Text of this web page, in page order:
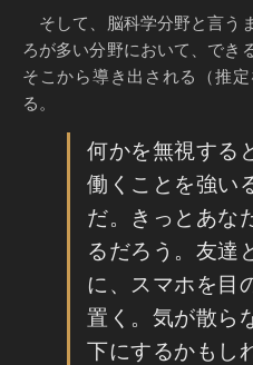
そして、脳科学分野と言う
ろが多い分野において、でき
そこから導き出される（推
る。
何かを無視する
働くことを強い
だ。きっとあな
るだろう。友達
に、スマホを目
置く。気が散ら
下にするかもし